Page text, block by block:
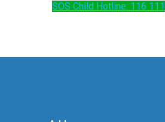
SOS Child Hotline: 116 111